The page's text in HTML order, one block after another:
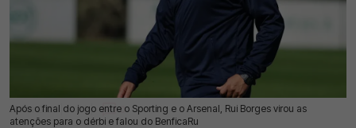
Após o final do jogo entre o Sporting e o Arsenal, Rui Borges virou as
atenções para o dérbi e falou do BenficaRu
16 Abr 2026 | 09:23 | 0